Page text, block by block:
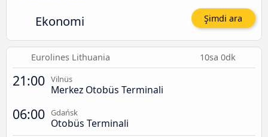
Ekonomi Şimdi ara
Eurolines Lithuania 10sa 0dk
21:00 Vilnüs
Merkez Otobüs Terminali
06:00 Gdańsk
Otobüs Terminali